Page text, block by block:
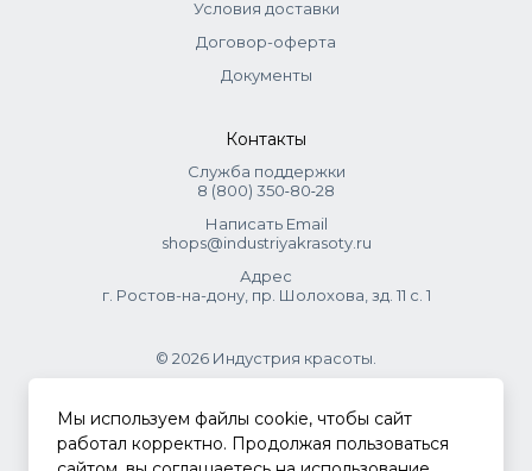
Условия доставки
Договор-оферта
Документы
Контакты
Служба поддержки
8 (800) 350‑80‑28
Написать Email
shops@industriyakrasoty.ru
Адрес
г. Ростов-на-дону, пр. Шолохова, зд. 11 с. 1
© 2026 Индустрия красоты.
.
Мы используем файлы cookie, чтобы сайт
работал корректно. Продолжая пользоваться